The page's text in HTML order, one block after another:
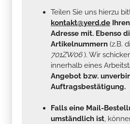
Teilen Sie uns hierzu
kontakt@yerd.de
Adresse mit. Ebenso
Artikelnummern (z.B.
701ZW06). Wir
innerhalb eines
Angebot bzw.
Auftragsbestätigung.
Falls eine Mail-
umständlich ist,